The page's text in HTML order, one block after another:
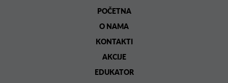
POČETNA
O NAMA
KONTAKTI
AKCIJE
EDUKATOR